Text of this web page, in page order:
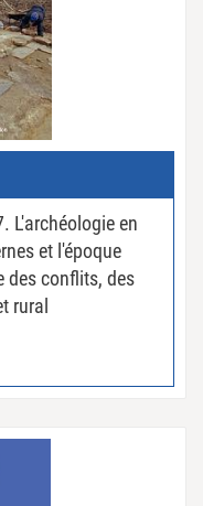
L'archéologie en
et l'époque
des conflits, des
rural